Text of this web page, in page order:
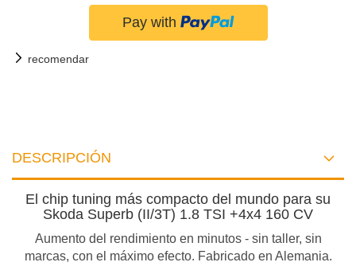
recomendar
DESCRIPCIÓN
El chip tuning más compacto del mundo para su
Skoda Superb (II/3T) 1.8 TSI +4x4 160 CV
Aumento del rendimiento en minutos - sin taller, sin
marcas, con el máximo efecto. Fabricado en Alemania.